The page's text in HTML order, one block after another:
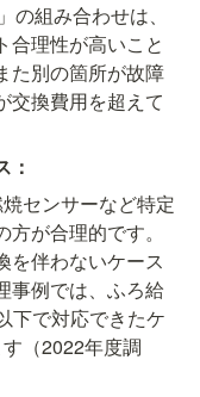
組み合わせは、
合理性が高いこと
た別の箇所が故障
交換費用を超えて
：
センサーなど特定
が合理的です。
を伴わないケース
事例では、ふろ給
下で対応できたケ
（2022年度調